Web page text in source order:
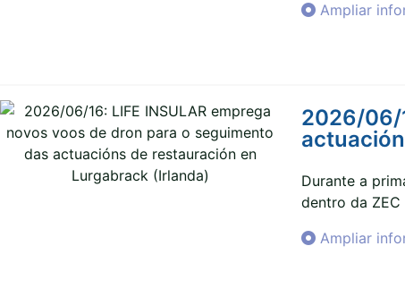
Ampliar
2026/06/
Durante a
dentro da
Ampliar